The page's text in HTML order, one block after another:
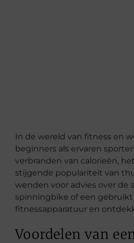
In de wereld van fitness en
beginners als ervaren
verbranden van calorieën,
stijgende populariteit van
wenden voor advies over de
spinningbike of een
fitnessapparatuur en
Voordelen van